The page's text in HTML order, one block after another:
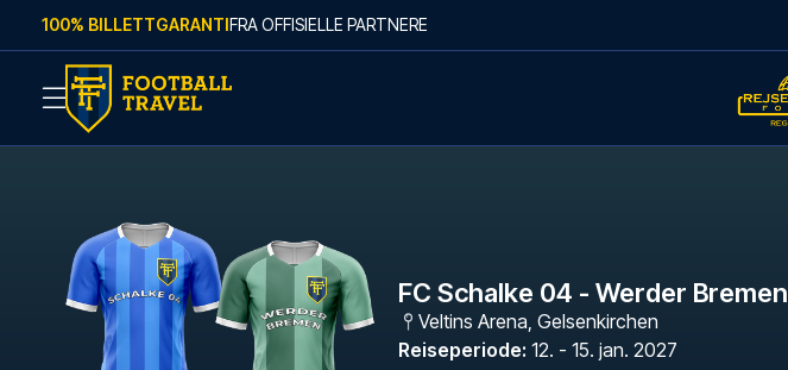
Skip to content
100% BILLETTGARANTIFRA OFFISIELLE PARTNERE
FC Schalke 04 - Werder Bremen
Veltins Arena, Gelsenkirchen
Reiseperiode: 12. - 15. jan. 2027